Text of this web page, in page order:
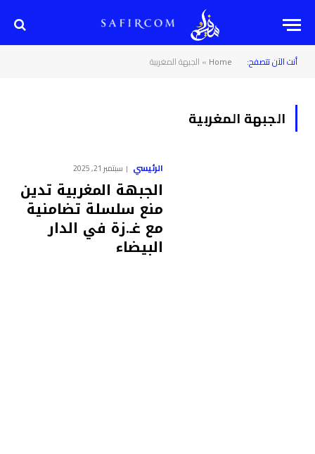
أنت الآن تتصفح: Home
» الجبهة المغربية
الجبهة المغربية
الرئيسي سبتمبر 21, 2025
الجبهة المغربية تدين
منع سلسلة تضامنية
مع غـ.زة في الدار
البيضاء